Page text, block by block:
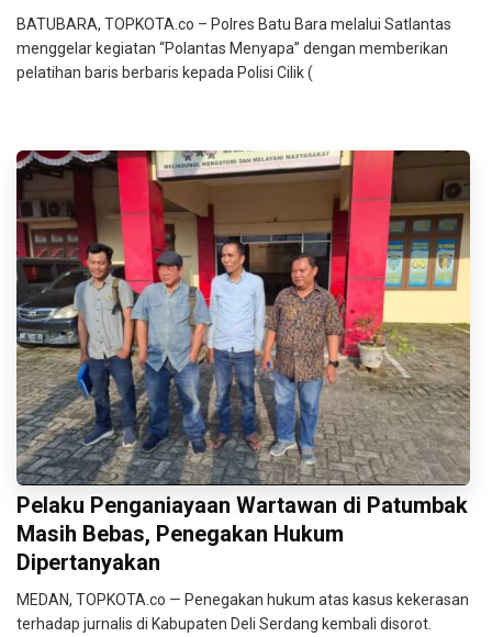
BATUBARA, TOPKOTA.co – Polres Batu Bara melalui Satlantas
menggelar kegiatan “Polantas Menyapa” dengan memberikan
pelatihan baris berbaris kepada Polisi Cilik (
Pelaku Penganiayaan Wartawan di Patumbak
Masih Bebas, Penegakan Hukum
Dipertanyakan
MEDAN, TOPKOTA.co — Penegakan hukum atas kasus kekerasan
terhadap jurnalis di Kabupaten Deli Serdang kembali disorot.